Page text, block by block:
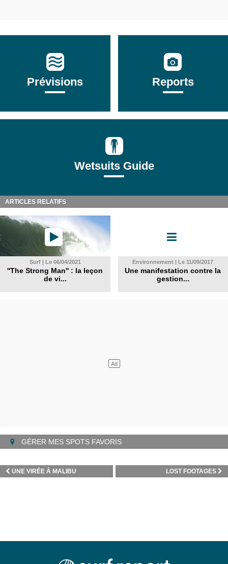
Prévisions Reports
Wetsuits Guide
ARTICLES RELATIFS
Surf | Le 06/04/2021
''The Strong Man'' : la leçon
de vi...
Environnement | Le 11/09/2017
Une manifestation contre la
gestion...
GÉRER MES SPOTS FAVORIS
LOST FOOTAGES
UNE VIRÉE À MALIBU